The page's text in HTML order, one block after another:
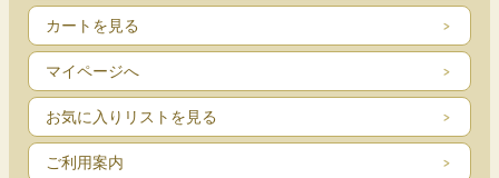
カートを見る
マイページへ
お気に入りリストを見る
ご利用案内